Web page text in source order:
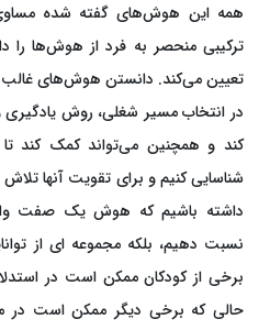
همه این هوش‌های گفته شده
ترکیبی منحصر به فرد از هوش‌ها را
تعیین می‌کند. دانستن هوش‌های غالب
در انتخاب مسیر شغلی، روش یادگیری
کند و همچنین می‌تواند کمک کند
شناسایی کنیم و برای تقویت آنها
داشته باشیم که هوش یک صفت
نسبت دهیم، بلکه مجموعه ای از
برخی از کودکان ممکن است در
حالی که برخی دیگر ممکن است در